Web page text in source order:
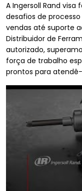
A Ingersoll Rand
desafios de
vendas até suporte
Distribuidor de
autorizado,
força de trabalho
prontos para